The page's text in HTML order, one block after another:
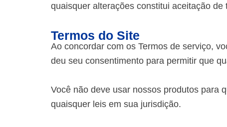
quaisquer alterações constitui aceitação de
Termos do Site
Ao concordar com os Termos de serviço,
deu seu consentimento para permitir que
Você não deve usar nossos produtos para
quaisquer leis em sua jurisdição.